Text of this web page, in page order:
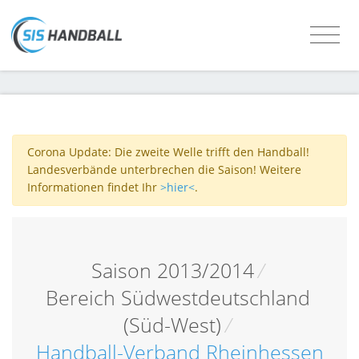
Corona Update: Die zweite Welle trifft den Handball!
Landesverbände unterbrechen die Saison! Weitere
Informationen findet Ihr >hier<.
Saison 2013/2014/
Bereich Südwestdeutschland
(Süd-West)/
Handball-Verband Rheinhessen